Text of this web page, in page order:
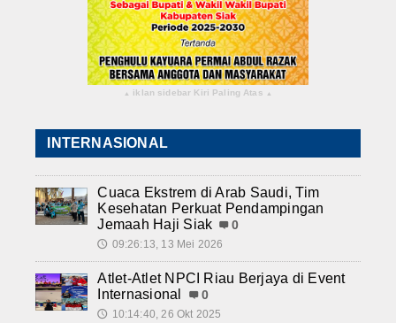
▴ iklan sidebar Kiri Paling Atas ▴
INTERNASIONAL
Cuaca Ekstrem di Arab Saudi, Tim
Kesehatan Perkuat Pendampingan
Jemaah Haji Siak
0
🕔 09:26:13, 13 Mei 2026
Atlet-Atlet NPCI Riau Berjaya di Event
Internasional
0
🕔 10:14:40, 26 Okt 2025